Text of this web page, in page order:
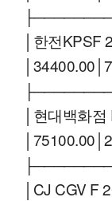
│한전KPSF
│현대백화
│CJ CGV F